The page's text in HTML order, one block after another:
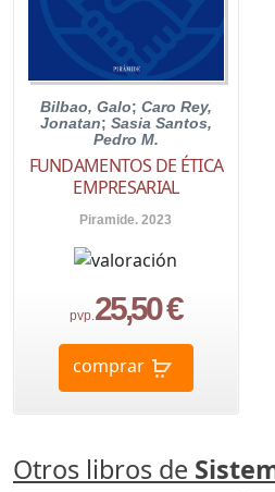
Bilbao, Galo; Caro Rey,
Jonatan; Sasia Santos,
Pedro M.
FUNDAMENTOS DE ÉTICA
EMPRESARIAL
Piramide. 2023
pvp. 25,50 €
comprar
Otros libros de